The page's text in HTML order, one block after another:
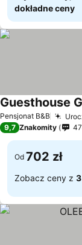
dokładne ceny
Pensjonat B&B
Guesthouse
9,7 Znakomity
Od 702 zł
Zobacz ceny z